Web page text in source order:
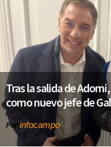
Tras la salida de
como nuevo jefe de
Por infocampo